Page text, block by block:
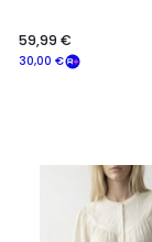
30,00 €
59,99 €